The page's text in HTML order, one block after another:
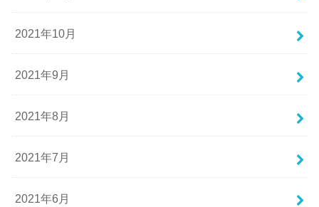
2021年10月
2021年9月
2021年8月
2021年7月
2021年6月